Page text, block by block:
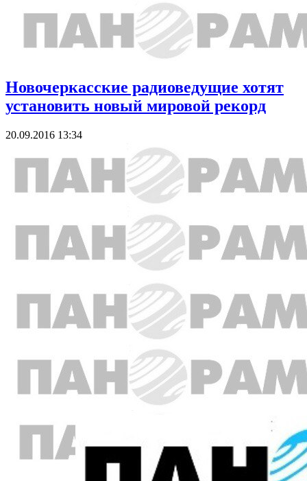
Новочеркасские радиоведущие хотят
установить новый мировой рекорд
20.09.2016 13:34